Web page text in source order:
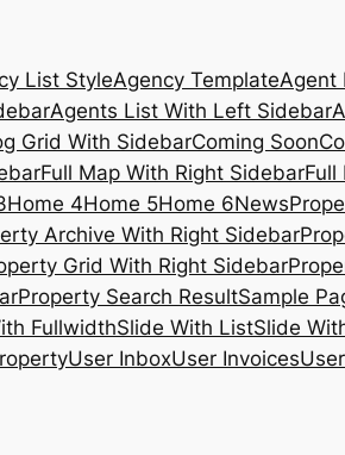
List StyleAgency TemplateAgent
Agents List With Left Sidebar
Grid With SidebarComing Soon
Full Map With Right SidebarFull
Home 4Home 5Home 6News
Archive With Right Sidebar
Grid With Right Sidebar
Property Search ResultSample
FullwidthSlide With ListSlide
User InboxUser Invoices